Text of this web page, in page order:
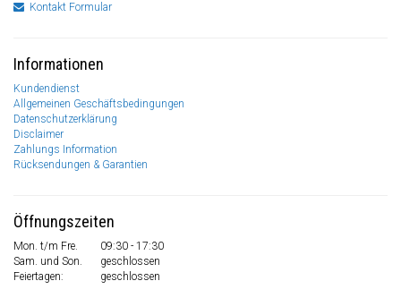
Kontakt Formular
Informationen
Kundendienst
Allgemeinen Geschäftsbedingungen
Datenschutzerklärung
Disclaimer
Zahlungs Information
Rücksendungen & Garantien
Öffnungszeiten
Mon. t/m Fre.
09:30 - 17:30
Sam. und Son.
geschlossen
Feiertagen:
geschlossen